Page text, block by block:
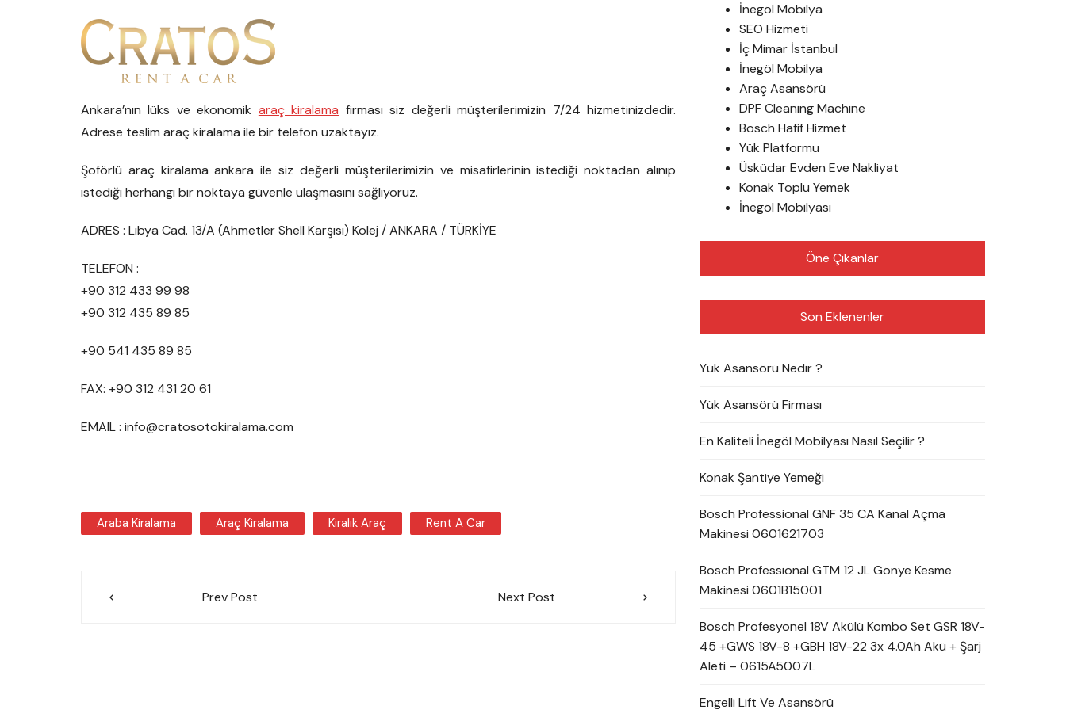
Ankara’nın lüks ve ekonomik araç kiralama firması siz değerli müşterilerimizin 7/24 hizmetinizdedir.
Adrese teslim araç kiralama ile bir telefon uzaktayız.
Şoförlü araç kiralama ankara ile siz değerli müşterilerimizin ve misafirlerinin istediği noktadan alınıp
istediği herhangi bir noktaya güvenle ulaşmasını sağlıyoruz.
ADRES : Libya Cad. 13/A (Ahmetler Shell Karşısı) Kolej / ANKARA / TÜRKİYE
TELEFON :
+90 312 433 99 98
+90 312 435 89 85
+90 541 435 89 85
FAX: +90 312 431 20 61
EMAIL : info@cratosotokiralama.com
Araba Kiralama Araç Kiralama Kiralık Araç Rent A Car
Prev Post Next Post
İnegöl Mobilya
SEO Hizmeti
İç Mimar İstanbul
İnegöl Mobilya
Araç Asansörü
DPF Cleaning Machine
Bosch Hafif Hizmet
Yük Platformu
Üsküdar Evden Eve Nakliyat
Konak Toplu Yemek
İnegöl Mobilyası
Öne Çıkanlar
Son Eklenenler
Yük Asansörü Nedir ?
Yük Asansörü Firması
En Kaliteli İnegöl Mobilyası Nasıl Seçilir ?
Konak Şantiye Yemeği
Bosch Professional GNF 35 CA Kanal Açma
Makinesi 0601621703
Bosch Professional GTM 12 JL Gönye Kesme
Makinesi 0601B15001
Bosch Profesyonel 18V Akülü Kombo Set GSR 18V-
45 +GWS 18V-8 +GBH 18V-22 3x 4.0Ah Akü + Şarj
Aleti – 0615A5007L
Engelli Lift Ve Asansörü